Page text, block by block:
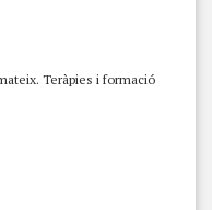
Teràpies i formació